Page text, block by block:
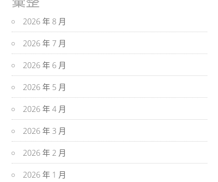
2026 年 8 月
2026 年 7 月
2026 年 6 月
2026 年 5 月
2026 年 4 月
2026 年 3 月
2026 年 2 月
2026 年 1 月